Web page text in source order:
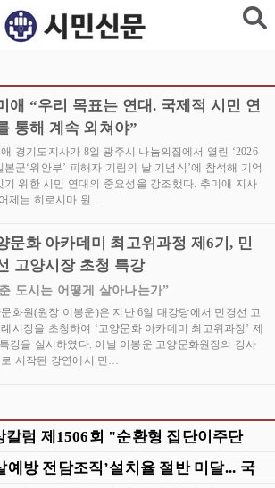
애 “우리 목표는 연대. 국제적 시민 연
통해 계속 외쳐야”
경기도지사가 8일 광주시 나눔의집에서 열린 ‘2026
본군‘위안부’ 피해자 기림의 날 기념식’에 참석해 기억
기 위한 시민 연대의 중요성을 강조했다. 추미애 지사
제는 히로시마 원…
문화 아카데미 최고위과정 제6기, 민
고양시장 초청 특강
도시는 어떻게 살아나는가”
화원(원장 이봉운)은 지난 6일 대강당에서 민경선 고
시장을 초청하여 ‘고양문화 아카데미 최고위과정’ 제
강을 실시하였다. 이날 이봉운 고양문화원장의 강사
로 시작된 강연에서 민…
칼럼 제1506회 "순환형 집단이주단
예방 전담조직’설치율 절반 미달... 국